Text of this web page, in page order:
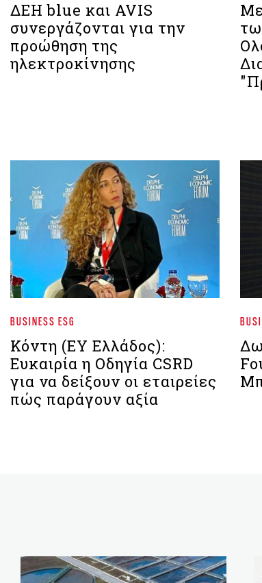
ΔΕΗ blue και AVIS
συνεργάζονται για την
προώθηση της
ηλεκτροκίνησης
BUSINESS ESG
Κόντη (EY Ελλάδος):
Ευκαιρία η Οδηγία CSRD
για να δείξουν οι εταιρείες
πώς παράγουν αξία